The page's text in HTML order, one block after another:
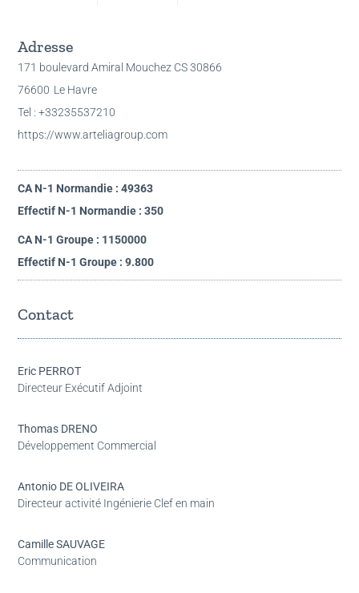
Adresse
171 boulevard Amiral Mouchez CS 30866
76600 Le Havre
Tel : +33235537210
https://www.arteliagroup.com
CA N-1 Normandie : 49363
Effectif N-1 Normandie : 350
CA N-1 Groupe : 1150000
Effectif N-1 Groupe : 9.800
Contact
Eric PERROT
Directeur Exécutif Adjoint
Thomas DRENO
Développement Commercial
Antonio DE OLIVEIRA
Directeur activité Ingénierie Clef en main
Camille SAUVAGE
Communication